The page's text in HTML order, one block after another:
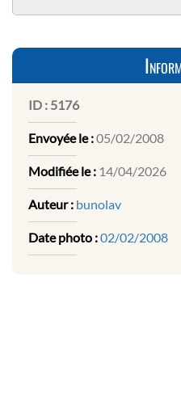
ID : 5176
Envoyée le :05/02/2008
Modifiée le : 14/04/2026
Auteur : bunolav
Date photo :02/02/2008